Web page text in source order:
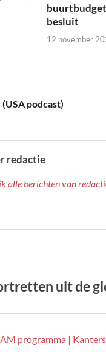
besluit
12 november
podcast)
redactie
alle berichten van
uit de
programma |